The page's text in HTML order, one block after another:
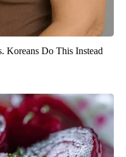
Koreans Do This Instead